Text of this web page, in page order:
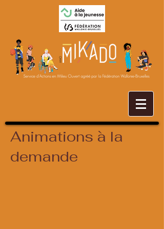
Animations à la
demande